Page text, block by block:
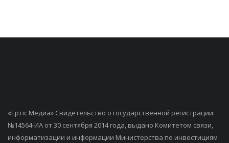
«Ертiс Медиа» Свидетельство о государственной регистрации:
№14564-ИА от 30 сентября 2014 года, выдано Комитетом связи,
информатизации и информации Министерства по инвестициям